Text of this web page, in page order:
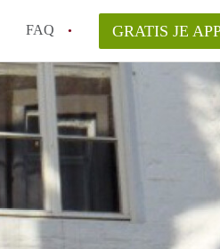
FAQ
op een Appartement in Maastricht?
van AppartementMaastricht?
GRATIS JE